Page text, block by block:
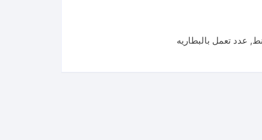
, عدد تعمل بالبطاريه